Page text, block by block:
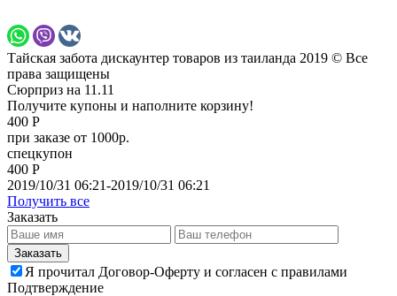
Тайская забота дискаунтер товаров из таиланда 2019 © Все
права защищены
Сюрприз на 11.11
Получите купоны и наполните корзину!
400 Р
при заказе от 1000р.
спецкупон
400 Р
2019/10/31 06:21-2019/10/31 06:21
Получить все
Заказать
Я прочитал Договор-Оферту и согласен с правилами
Подтверждение